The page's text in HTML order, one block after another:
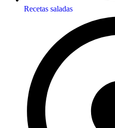
Recetas saladas